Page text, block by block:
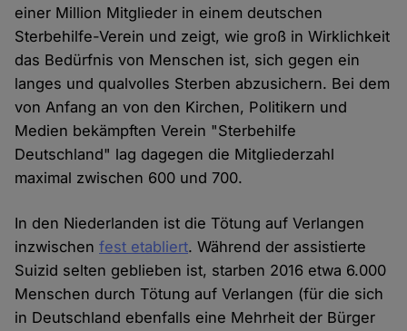
einer Million Mitglieder in einem deutschen
Sterbehilfe-Verein und zeigt, wie groß in Wirklichkeit
das Bedürfnis von Menschen ist, sich gegen ein
langes und qualvolles Sterben abzusichern. Bei dem
von Anfang an von den Kirchen, Politikern und
Medien bekämpften Verein "Sterbehilfe
Deutschland" lag dagegen die Mitgliederzahl
maximal zwischen 600 und 700.
In den Niederlanden ist die Tötung auf Verlangen
inzwischenfest etabliert. Während der assistierte
Suizid selten geblieben ist, starben 2016 etwa 6.000
Menschen durch Tötung auf Verlangen (für die sich
in Deutschland ebenfalls eine Mehrheit der Bürger